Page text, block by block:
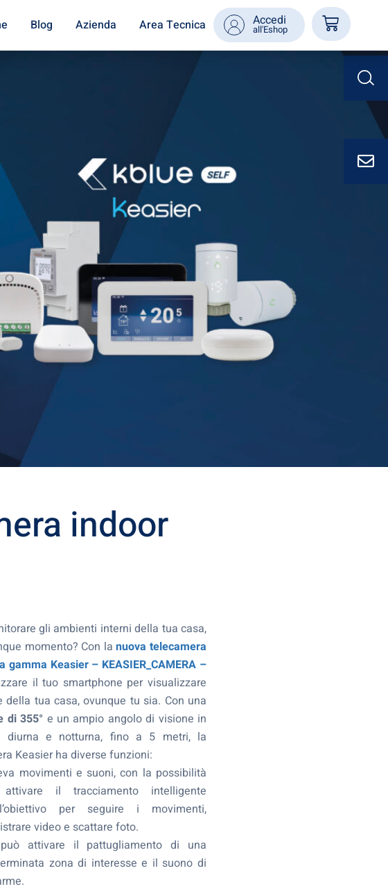
Blog Azienda Area Tecnica Accedi
all'Eshop
indoor
gli ambienti interni della tua casa,
momento? Con lanuova telecamera
gamma Keasier – KEASIER_CAMERA –
il tuo smartphone per visualizzare
della tua casa, ovunque tu sia. Con una
di 355° e un ampio angolo di visione in
diurna e notturna, fino a 5 metri, la
Keasier ha diverse funzioni:
movimenti e suoni, con la possibilità
il tracciamento intelligente
per seguire i movimenti,
video e scattare foto.
attivare il pattugliamento di una
zona di interesse e il suono di